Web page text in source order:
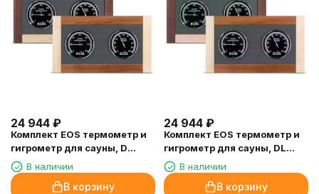
24 944 ₽
Комплект EOS термометр и
гигрометр для сауны, D
(орех)В наличии
В корзину
24 944 ₽
Комплект EOS термометр и
гигрометр для сауны, DL
(клен + орех)
В наличии
В корзину